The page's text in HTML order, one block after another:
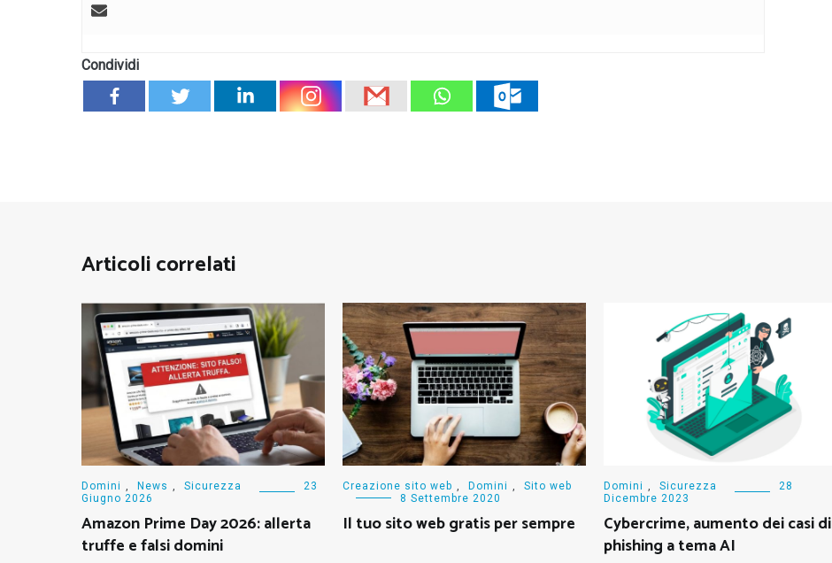
Condividi
Articoli correlati
Domini News Sicurezza
23
Giugno 2026
Amazon Prime Day 2026: allerta
truffe e falsi domini
Creazione sito web Domini
Sito web
8 Settembre 2020
Il tuo sito web gratis per sempre
Domini Sicurezza
28
Dicembre 2023
Cybercrime, aumento dei casi di
phishing a tema AI